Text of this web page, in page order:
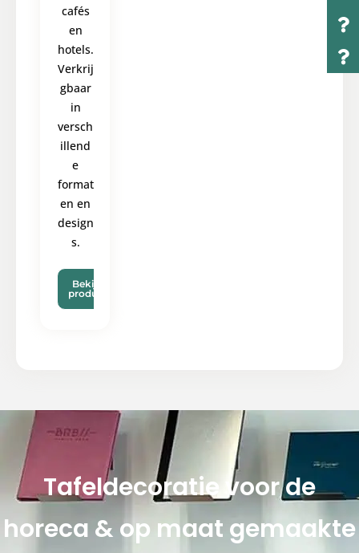
cafés
en
hotels.
Verkrij
gbaar
in
versch
illend
e
format
en en
design
s.
Bekijk
product
Tafeldecoratie voor de
horeca & op maat gemaakte